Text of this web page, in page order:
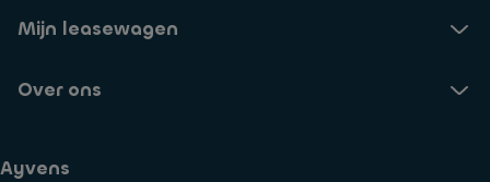
Mijn leasewagen
Over ons
Ayvens